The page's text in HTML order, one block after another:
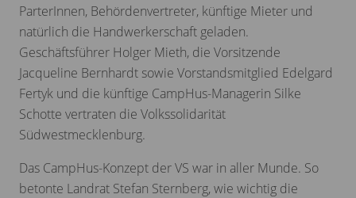
ParterInnen, Behördenvertreter, künftige Mieter und
natürlich die Handwerkerschaft geladen.
Geschäftsführer Holger Mieth, die Vorsitzende
Jacqueline Bernhardt sowie Vorstandsmitglied Edelgard
Fertyk und die künftige CampHus-Managerin Silke
Schotte vertraten die Volkssolidarität
Südwestmecklenburg.
Das CampHus-Konzept der VS war in aller Munde. So
betonte Landrat Stefan Sternberg, wie wichtig die